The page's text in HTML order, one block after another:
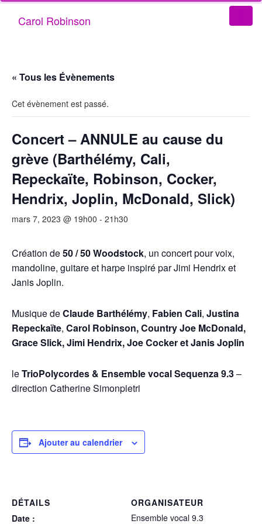
Carol Robinson
« Tous les Évènements
Cet évènement est passé.
Concert – ANNULE au cause du
grève (Barthélémy, Cali,
Repeckaïte, Robinson, Cocker,
Hendrix, Joplin, McDonald, Slick)
mars 7, 2023 @ 19h00 - 21h30
Création de50 / 50 Woodstock, un concert pour voix,
mandoline, guitare et harpe inspiré par Jimi Hendrix et
Janis Joplin.
Musique deClaude Barthélémy, Fabien Cali, Justina
Repeckaïte, Carol Robinson, Country Joe McDonald,
Grace Slick, Jimi Hendrix, Joe Cockeret Janis Joplin
leTrioPolycordes & Ensemble vocal Sequenza 9.3–
direction Catherine Simonpietri
Ajouter au calendrier
DÉTAILS
Date :
ORGANISATEUR
Ensemble vocal 9.3